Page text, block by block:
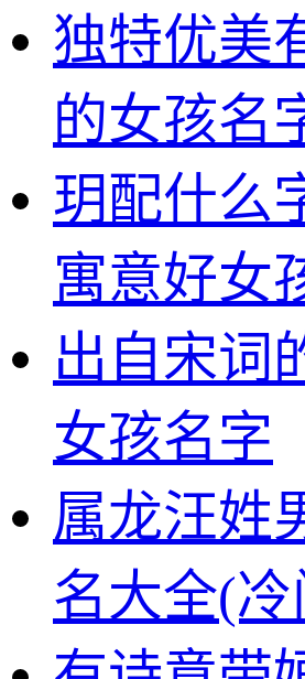
独特优美
的女孩名
玥配什么
寓意好女
出自宋词
女孩名字
属龙汪姓
名大全(